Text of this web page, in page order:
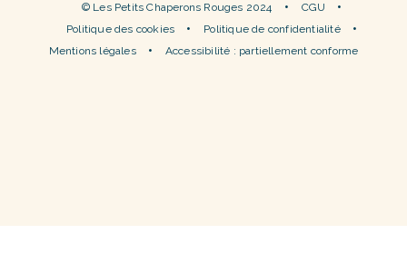
© Les Petits Chaperons Rouges 2024
CGU
Politique des cookies
Politique de confidentialité
Mentions légales
Accessibilité : partiellement conforme